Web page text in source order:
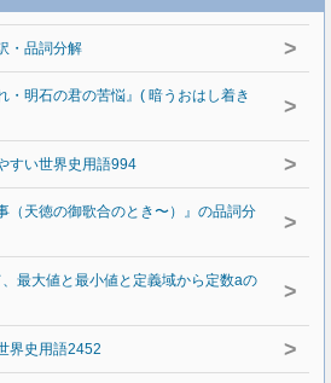
・品詞分解 >
・明石の君の苦悩』( 暗うおはし着き
>
すい世界史用語994 >
（天徳の御歌合のとき〜）』の品詞分
>
最大値と最小値と定義域から定数aの
>
界史用語2452 >